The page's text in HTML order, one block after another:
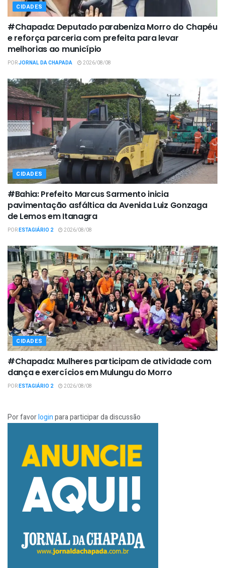
CIDADES
#Chapada: Deputado parabeniza Morro do Chapéu
e reforça parceria com prefeita para levar
melhorias ao município
PORJORNAL DA CHAPADA 2026/08/08
CIDADES
#Bahia: Prefeito Marcus Sarmento inicia
pavimentação asfáltica da Avenida Luiz Gonzaga
de Lemos em Itanagra
PORESTAGIÁRIO 2 2026/08/08
CIDADES
#Chapada: Mulheres participam de atividade com
dança e exercícios em Mulungu do Morro
PORESTAGIÁRIO 2 2026/08/08
Por favorloginpara participar da discussão